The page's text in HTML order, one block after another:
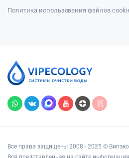
Политика использования файлов
Все права защищены 2008 - 2025 ©